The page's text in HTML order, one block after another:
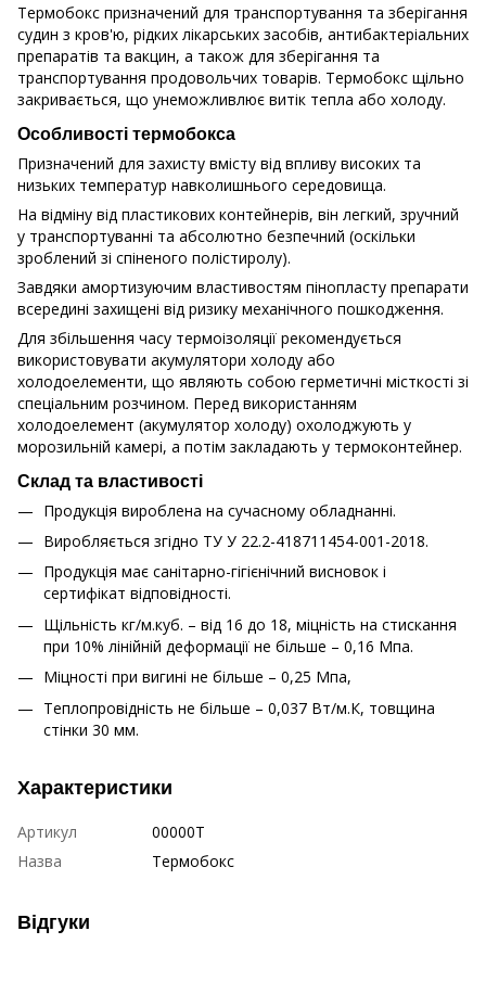
Термобокс призначений для транспортування та зберігання
судин з кров'ю, рідких лікарських засобів, антибактеріальних
препаратів та вакцин, а також для зберігання та
транспортування продовольчих товарів. Термобокс щільно
закривається, що унеможливлює витік тепла або холоду.
Особливості термобокса
Призначений для захисту вмісту від впливу високих та
низьких температур навколишнього середовища.
На відміну від пластикових контейнерів, він легкий, зручний
у транспортуванні та абсолютно безпечний (оскільки
зроблений зі спіненого полістиролу).
Завдяки амортизуючим властивостям пінопласту препарати
всередині захищені від ризику механічного пошкодження.
Для збільшення часу термоізоляції рекомендується
використовувати акумулятори холоду або
холодоелементи, що являють собою герметичні місткості зі
спеціальним розчином. Перед використанням
холодоелемент (акумулятор холоду) охолоджують у
морозильній камері, а потім закладають у термоконтейнер.
Склад та властивості
Продукція вироблена на сучасному обладнанні.
Виробляється згідно ТУ У 22.2-418711454-001-2018.
Продукція має санітарно-гігієнічний висновок і
сертифікат відповідності.
Щільність кг/м.куб. – від 16 до 18, міцність на стискання
при 10% лінійній деформації не більше – 0,16 Мпа.
Міцності при вигині не більше – 0,25 Мпа,
Теплопровідність не більше – 0,037 Вт/м.К, товщина
стінки 30 мм.
Характеристики
Артикул
00000Т
Назва
Термобокс
Відгуки